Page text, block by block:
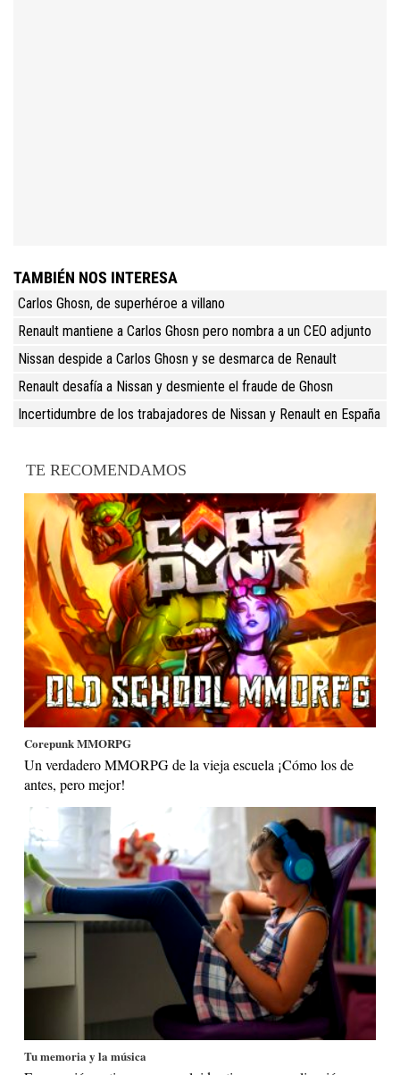
TAMBIÉN NOS INTERESA
Carlos Ghosn, de superhéroe a villano
Renault mantiene a Carlos Ghosn pero nombra a un CEO adjunto
Nissan despide a Carlos Ghosn y se desmarca de Renault
Renault desafía a Nissan y desmiente el fraude de Ghosn
Incertidumbre de los trabajadores de Nissan y Renault en España
TE RECOMENDAMOS
Corepunk MMORPG
Un verdadero MMORPG de la vieja escuela ¡Cómo los de
antes, pero mejor!
Tu memoria y la música